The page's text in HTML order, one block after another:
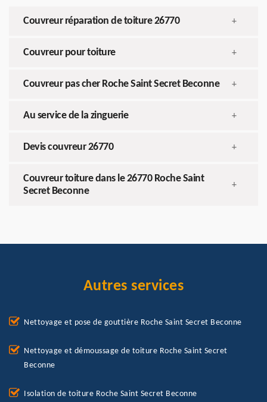
Couvreur réparation de toiture 26770 +
Couvreur pour toiture +
Couvreur pas cher Roche Saint Secret Beconne +
Au service de la zinguerie +
Devis couvreur 26770 +
Couvreur toiture dans le 26770 Roche Saint
Secret Beconne
+
Autres services
Nettoyage et pose de gouttière Roche Saint Secret Beconne
Nettoyage et démoussage de toiture Roche Saint Secret
Beconne
Isolation de toiture Roche Saint Secret Beconne